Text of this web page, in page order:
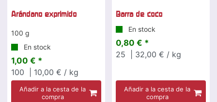
Arándano exprimido
100 g
En stock
1,00 € *
100
| 10,00 € / kg
Añadir a la cesta de la
compra
Barra de coco
En stock
0,80 € *
25
| 32,00 € / kg
Añadir a la cesta de la
compra